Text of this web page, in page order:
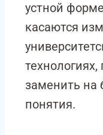
устной
касаются
технологиях,
заменить на
понятия.